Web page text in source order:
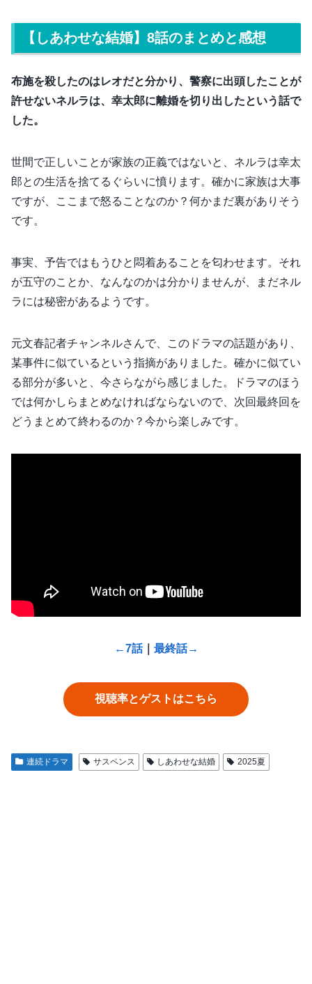
【しあわせな結婚】8話のまとめと感想
布施を殺したのはレオだと分かり、警察に出頭したことが
許せないネルラは、幸太郎に離婚を切り出したという話で
した。
世間で正しいことが家族の正義ではないと、ネルラは幸太
郎との生活を捨てるぐらいに憤ります。確かに家族は大事
ですが、ここまで怒ることなのか？何かまだ裏がありそう
です。
事実、予告ではもうひと悶着あることを匂わせます。それ
が五守のことか、なんなのかは分かりませんが、まだネル
ラには秘密があるようです。
元文春記者チャンネルさんで、このドラマの話題があり、
某事件に似ているという指摘がありました。確かに似てい
る部分が多いと、今さらながら感じました。ドラマのほう
では何かしらまとめなければならないので、次回最終回を
どうまとめて終わるのか？今から楽しみです。
←7話｜ 最終話→
視聴率とゲストはこちら
連続ドラマ サスペンス しあわせな結婚 2025夏